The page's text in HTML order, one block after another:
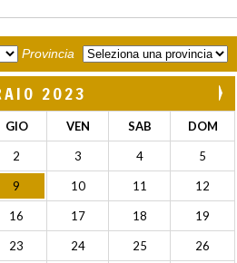
Provincia
2023
GIO VEN SAB DOM
2 3 4 5
9 10 11 12
16 17 18 19
23 24 25 26